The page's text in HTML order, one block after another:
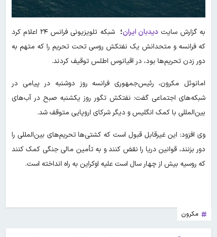
به گزارش سایت دیدبان ایران؛
شبکه تلویزیونی فرانس ۲۴ اعلام کرد
که فرانسه و متحدانش یک نفتکش روسی تحت تحریم را که متهم به
دور زدن تحریم‌ها بود، در اقیانوس اطلس توقیف کردند.
امانوئل مکرون، رئیس‌جمهوری فرانسه روز دوشنبه در پیامی در
شبکه‌های اجتماعی گفت: نفتکش تگور روز یکشنبه صبح در آب‌های
بین‌المللی با کمک انگلیس و دیگر شرکای اروپایی متوقف شد.
وی افزود: این غیرقابل قبول است که کشتی‌ها تحریم‌های بین‌المللی را
دور بزنند، قوانین دریا را نقض کنند و به تأمین مالی جنگی کمک کنند
که روسیه بیش از چهار سال است علیه اوکراین به راه انداخته است.
مکرون